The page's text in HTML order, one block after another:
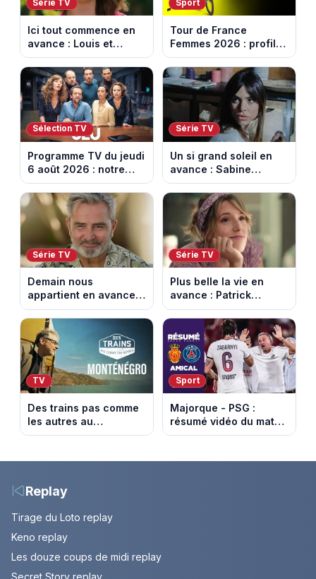
Série TV
Ici tout commence en
avance : Louis et
Jasmine enfin en
couple. Episode du 7
août 2026 (spoiler)
Sport
Tour de France
Femmes 2026 : profil
et horaires de la 6e
étape entre
Montbrison et
Tournon-sur-Rhône
Sélection TV
Programme TV du jeudi
6 août 2026 : notre
sélection pour votre
soirée télé
Série TV
Un si grand soleil en
avance : Sabine
menacée par Céleste.
Episode du 7 août
2026 (spoiler).
Série TV
Demain nous
appartient en avance:
Alex révèle son lourd
secret. Episode du 7
août 2026.
Série TV
Plus belle la vie en
avance : Patrick
victime d’un malaise.
Episode du 7 août
2026 (spoiler)
TV
Des trains pas comme
les autres au
Monténégro : Philippe
l’Adriatique
Sport
Majorque - PSG :
résumé vidéo du match
amical du 5 août 2026
Replay
Tirage du Loto replay
Keno replay
Les douze coups de midi replay
Secret Story replay